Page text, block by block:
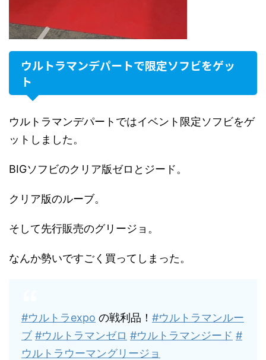
ウルトラマンデパートで限定ソフビをゲッ
ト
ウルトラマンデパートではイベント限定ソフビをゲ
ットしました。
BIGソフビのクリア版ゼロとジード。
クリア版のルーブ。
そして先行販売のグリージョ。
なんか勢いですごく買ってしまった。
#ウルトラexpo の戦利品！ #ウルトラマンルー
ブ #ウルトラマンゼロ #ウルトラマンジード #
ウルトラウーマングリージョ